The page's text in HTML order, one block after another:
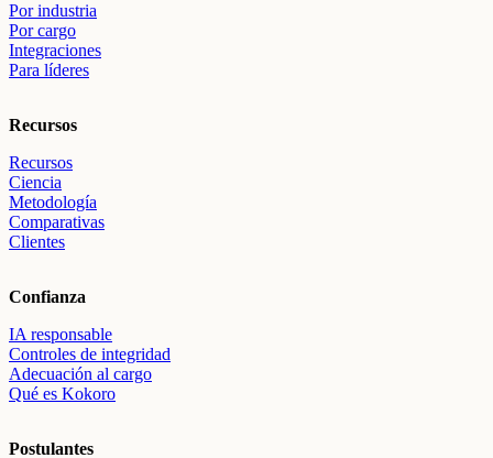
Por industria
Por cargo
Integraciones
Para líderes
Recursos
Recursos
Ciencia
Metodología
Comparativas
Clientes
Confianza
IA responsable
Controles de integridad
Adecuación al cargo
Qué es Kokoro
Postulantes